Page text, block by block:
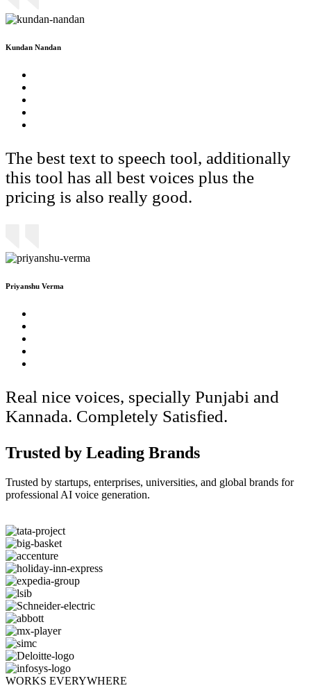
Kundan Nandan
The best text to speech tool, additionally
this tool has all best voices plus the
pricing is also really good.
Priyanshu Verma
Real nice voices, specially Punjabi and
Kannada. Completely Satisfied.
Trusted by Leading Brands
Trusted by startups, enterprises, universities, and global brands for
professional AI voice generation.
WORKS EVERYWHERE